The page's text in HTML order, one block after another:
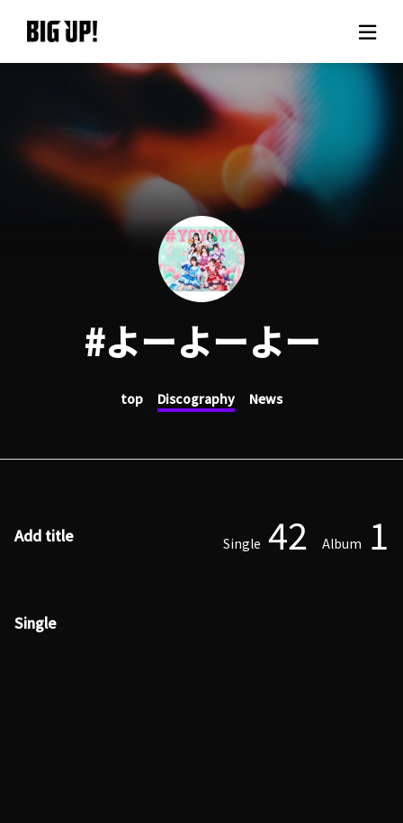
About BIG UP!
News
Rate plan
support
Usage flow
Questions
#よーよーよー
top Discography News
Add title Single 42 Album 1
Single